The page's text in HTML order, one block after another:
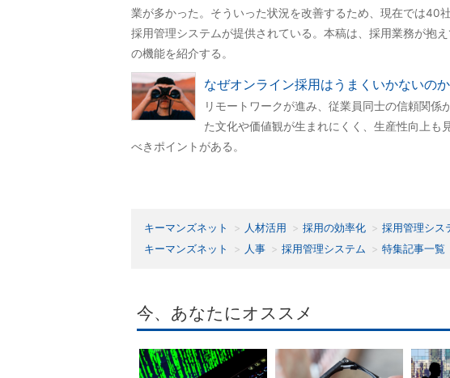
業が多かった。そういった状況を改善するため、現在では40
採用管理システムが提供されている。本稿は、採用業務が抱
の機能を紹介する。
なぜオンライン採用はうまくいかないの
リモートワークが進み、従業員同士の信頼関係
た文化や価値観が生まれにくく、生産性向上も
べきポイントがある。
キーマンズネット 人材活用 採用の効率化 採用管理シス
キーマンズネット
人事 採用管理システム 特集記事一覧